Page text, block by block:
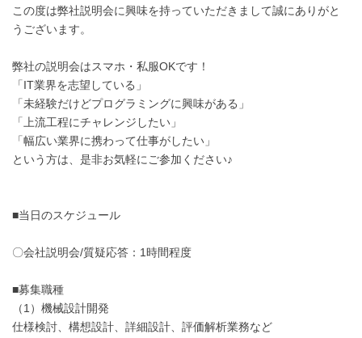
この度は弊社説明会に興味を持っていただきまして誠にありがと
うございます。
弊社の説明会はスマホ・私服OKです！
「IT業界を志望している」
「未経験だけどプログラミングに興味がある」
「上流工程にチャレンジしたい」
「幅広い業界に携わって仕事がしたい」
という方は、是非お気軽にご参加ください♪
■当日のスケジュール
〇会社説明会/質疑応答：1時間程度
■募集職種
（1）機械設計開発
仕様検討、構想設計、詳細設計、評価解析業務など